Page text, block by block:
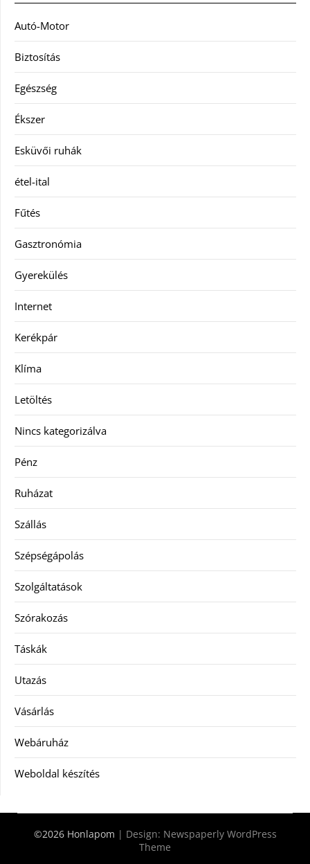
Autó-Motor
Biztosítás
Egészség
Ékszer
Esküvői ruhák
étel-ital
Fűtés
Gasztronómia
Gyerekülés
Internet
Kerékpár
Klíma
Letöltés
Nincs kategorizálva
Pénz
Ruházat
Szállás
Szépségápolás
Szolgáltatások
Szórakozás
Táskák
Utazás
Vásárlás
Webáruház
Weboldal készítés
©2026 Honlapom | Design: Newspaperly WordPress
Theme